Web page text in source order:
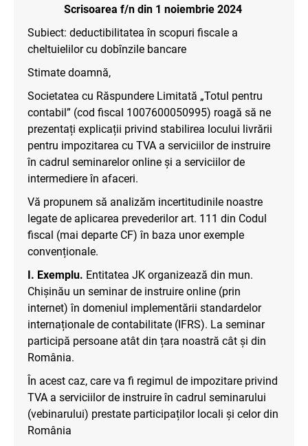
Scrisoarea f/n din 1 noiembrie 2024
Subiect: deductibilitatea în scopuri fiscale a
cheltuielilor cu dobînzile bancare
Stimate doamnă,
Societatea cu Răspundere Limitată „Totul pentru
contabil” (cod fiscal 1007600050995) roagă să ne
prezentați explicații privind stabilirea locului livrării
pentru impozitarea cu TVA a serviciilor de instruire
în cadrul seminarelor online și a serviciilor de
intermediere în afaceri.
Vă propunem să analizăm incertitudinile noastre
legate de aplicarea prevederilor art. 111 din Codul
fiscal (mai departe CF) în baza unor exemple
convenționale.
I. Exemplu. Entitatea JK organizează din mun.
Chișinău un seminar de instruire online (prin
internet) în domeniul implementării standardelor
internaționale de contabilitate (IFRS). La seminar
participă persoane atât din țara noastră cât și din
România.
În acest caz, care va fi regimul de impozitare privind
TVA a serviciilor de instruire în cadrul seminarului
(vebinarului) prestate participaților locali și celor din
România